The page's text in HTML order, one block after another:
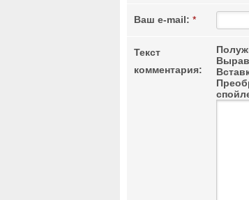
Ваш e-mail: *
Текст
комментария: